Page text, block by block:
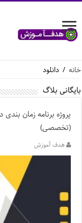
خانه / دانلود
بایگانی بلاگ
پروژه برنامه زمان
(تخصصی)
هدف آموزش